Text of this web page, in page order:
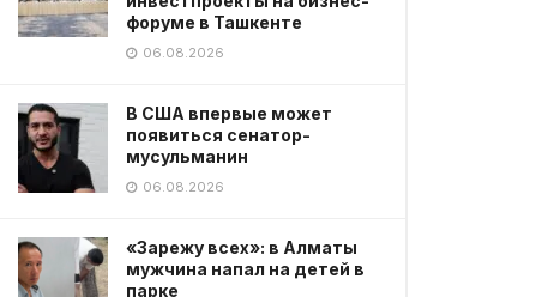
форуме в Ташкенте
06.08.2026
В США впервые может
появиться сенатор-
мусульманин
06.08.2026
«Зарежу всех»: в Алматы
мужчина напал на детей в
парке